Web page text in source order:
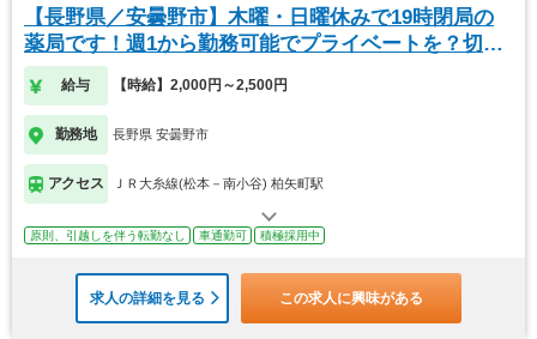
【長野県／安曇野市】木曜・日曜休みで19時閉局の
薬局です！週1から勤務可能でプライベートを？切に
でき
給与 【時給】2,000円～2,500円
勤務地 長野県 安曇野市
アクセス ＪＲ大糸線(松本－南小谷) 柏矢町駅
原則、引越しを伴う転勤なし 車通勤可 積極採用中
求人の詳細を見る この求人に興味がある